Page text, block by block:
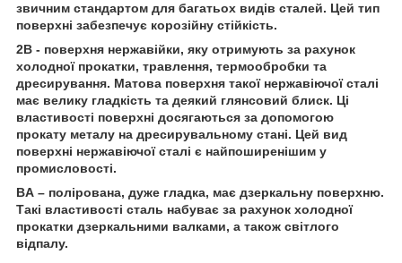
звичним стандартом для багатьох видів сталей. Цей тип
поверхні забезпечує корозійну стійкість.
2В - поверхня нержавійки, яку отримують за рахунок
холодної прокатки, травлення, термообробки та
дресирування. Матова поверхня такої нержавіючої сталі
має велику гладкість та деякий глянсовий блиск. Ці
властивості поверхні досягаються за допомогою
прокату металу на дресирувальному стані. Цей вид
поверхні нержавіючої сталі є найпоширенішим у
промисловості.
BA – полірована, дуже гладка, має дзеркальну поверхню.
Такі властивості сталь набуває за рахунок холодної
прокатки дзеркальними валками, а також світлого
відпалу.